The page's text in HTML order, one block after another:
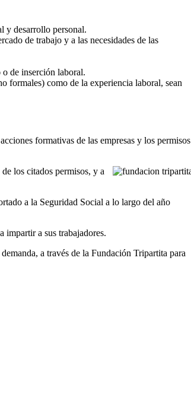
y desarrollo personal.
de trabajo y a las necesidades de las
de inserción laboral.
formales) como de la experiencia laboral, sean
formativas de las empresas y los permisos
los citados permisos, y a
a la Seguridad Social a lo largo del año
impartir a sus trabajadores.
a través de la Fundación Tripartita para